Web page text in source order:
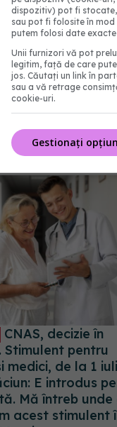
după 3 luni de
MS:
împotriva
paturi ATI, ca
CNAS, decizie în
Stimulent pentru
medici, de la 1
E introdus
Mă întreb unde
acest stimulent
dispozitiv) pot fi
sau pot fi folosite în
putem folosi date
Unii furnizori vă pot
legitim, față de care
jos. Căutați un link în
sau a vă retrage
cookie-uri.
Gestionați